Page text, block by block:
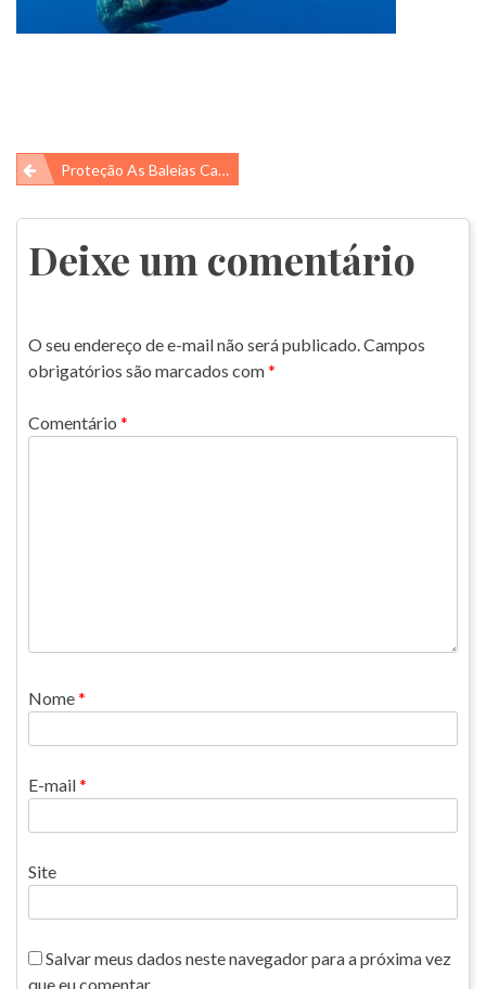
Navegação
de
Post
Proteção As Baleias Cachalotes
Deixe um comentário
O seu endereço de e-mail não será publicado.Campos
obrigatórios são marcados com*
Comentário *
Nome*
E-mail*
Site
Salvar meus dados neste navegador para a próxima vez
que eu comentar.